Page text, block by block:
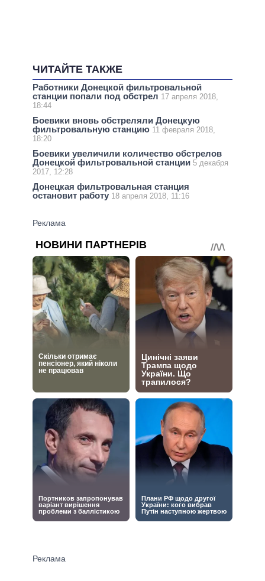
ЧИТАЙТЕ ТАКЖЕ
Работники Донецкой фильтровальной
станции попали под обстрел 17 апреля 2018,
18:44
Боевики вновь обстреляли Донецкую
фильтровальную станцию 11 февраля 2018,
18:20
Боевики увеличили количество обстрелов
Донецкой фильтровальной станции 5 декабря
2017, 12:28
Донецкая фильтровальная станция
остановит работу 18 апреля 2018, 11:16